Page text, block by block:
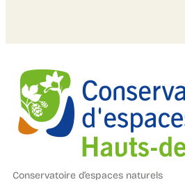
Conservatoire d’espaces naturels